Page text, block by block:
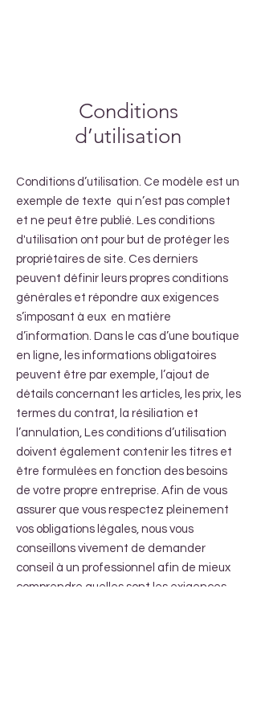
Conditions
d’utilisation
Conditions d’utilisation. Ce modèle est un
exemple de texte qui n’est pas complet
et ne peut être publié. Les conditions
d'utilisation ont pour but de protéger les
propriétaires de site. Ces derniers
peuvent définir leurs propres conditions
générales et répondre aux exigences
s’imposant à eux en matière
d’information. Dans le cas d’une boutique
en ligne, les informations obligatoires
peuvent être par exemple, l’ajout de
détails concernant les articles, les prix, les
termes du contrat, la résiliation et
l’annulation, Les conditions d’utilisation
doivent également contenir les titres et
être formulées en fonction des besoins
de votre propre entreprise. Afin de vous
assurer que vous respectez pleinement
vos obligations légales, nous vous
conseillons vivement de demander
conseil à un professionnel afin de mieux
comprendre quelles sont les exigences